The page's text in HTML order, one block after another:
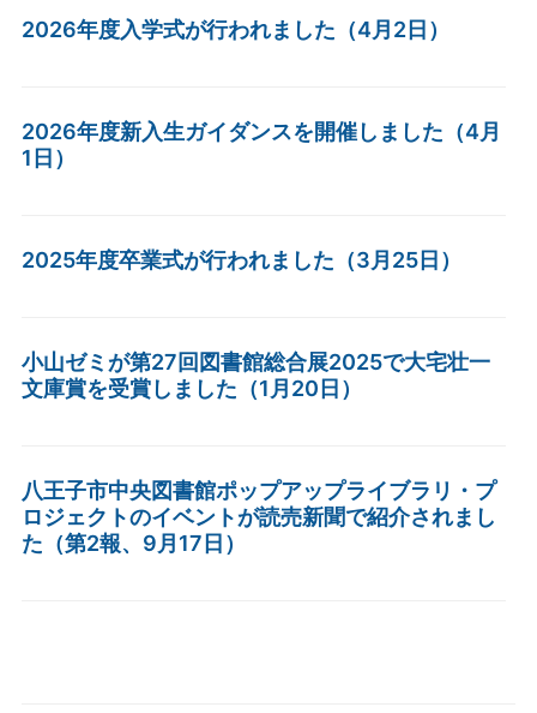
2026年度入学式が行われました（4月2日）
2026年度新入生ガイダンスを開催しました（4月
1日）
2025年度卒業式が行われました（3月25日）
小山ゼミが第27回図書館総合展2025で大宅壮一
文庫賞を受賞しました（1月20日）
八王子市中央図書館ポップアップライブラリ・プ
ロジェクトのイベントが読売新聞で紹介されまし
た（第2報、9月17日）